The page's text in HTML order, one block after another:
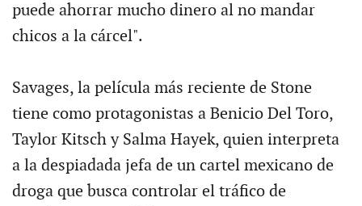
puede ahorrar mucho dinero al no mandar
chicos a la cárcel".
Savages, la película más reciente de Stone
tiene como protagonistas a Benicio Del Toro,
Taylor Kitsch y Salma Hayek, quien interpreta
a la despiadada jefa de un cartel mexicano de
droga que busca controlar el tráfico de